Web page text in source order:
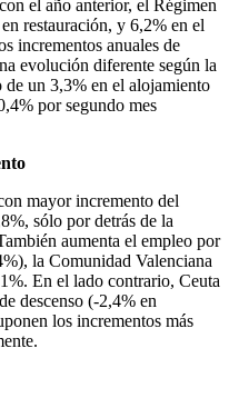
el año anterior, el Régimen
restauración, y 6,2% en el
incrementos anuales de
evolución diferente según la
un 3,3% en el alojamiento
por segundo mes
mayor incremento del
sólo por detrás de la
aumenta el empleo por
la Comunidad Valenciana
En el lado contrario, Ceuta
descenso (-2,4% en
los incrementos más